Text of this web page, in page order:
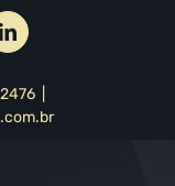
LinkedIn